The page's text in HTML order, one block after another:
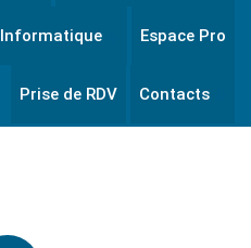
Informatique Espace Pro
Prise de RDV Contacts